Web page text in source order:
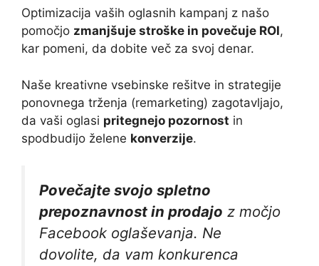
Optimizacija vaših oglasnih kampanj z našo
pomočjo zmanjšuje stroške in povečuje ROI,
kar pomeni, da dobite več za svoj denar.
Naše kreativne vsebinske rešitve in strategije
ponovnega trženja (remarketing) zagotavljajo,
da vaši oglasi pritegnejo pozornost in
spodbudijo želene konverzije.
Povečajte svojo spletno
prepoznavnost in prodajo z močjo
Facebook oglaševanja. Ne
dovolite, da vam konkurenca